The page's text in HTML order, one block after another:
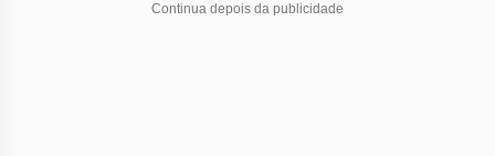
Continua depois da publicidade